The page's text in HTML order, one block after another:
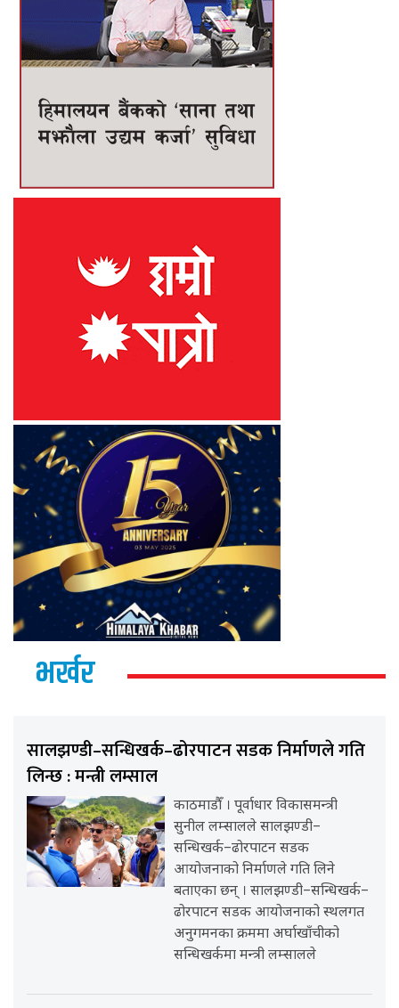
भर्खर
सालझण्डी–सन्धिखर्क–ढोरपाटन सडक निर्माणले गति
लिन्छ : मन्त्री लम्साल
काठमाडौँ । पूर्वाधार विकासमन्त्री
सुनील लम्सालले सालझण्डी–
सन्धिखर्क–ढोरपाटन सडक
आयोजनाको निर्माणले गति लिने
बताएका छन् । सालझण्डी–सन्धिखर्क–
ढोरपाटन सडक आयोजनाको स्थलगत
अनुगमनका क्रममा अर्घाखाँचीको
सन्धिखर्कमा मन्त्री लम्सालले